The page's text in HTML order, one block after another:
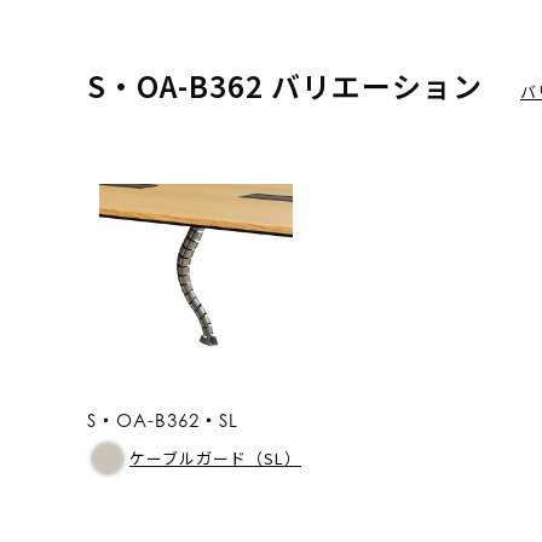
S・OA-B362 バリエーション バ
S・OA-B362・SL
ケーブルガード（SL）